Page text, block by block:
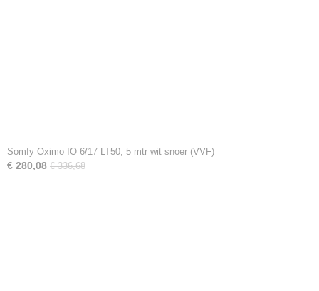
Somfy Oximo IO 6/17 LT50, 5 mtr wit snoer (VVF)
€ 280,08 € 336,68